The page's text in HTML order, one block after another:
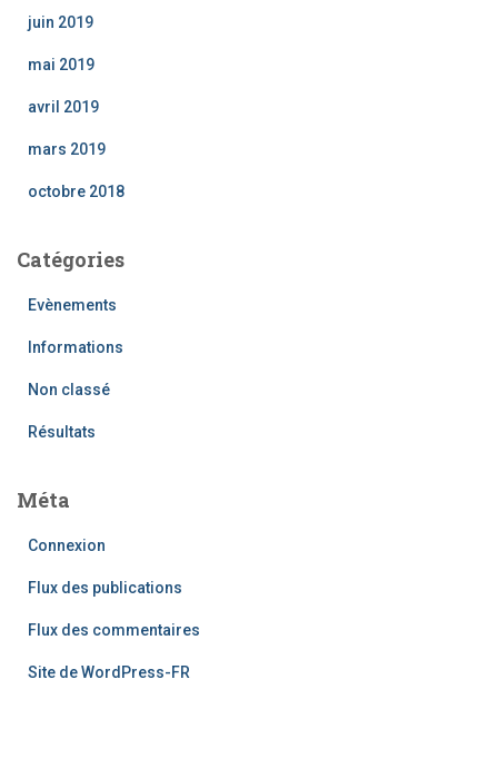
juin 2019
mai 2019
avril 2019
mars 2019
octobre 2018
Catégories
Evènements
Informations
Non classé
Résultats
Méta
Connexion
Flux des publications
Flux des commentaires
Site de WordPress-FR